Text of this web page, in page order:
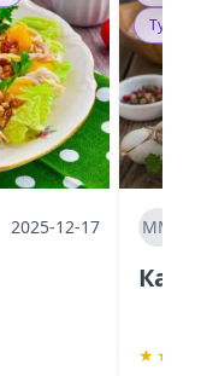
2025-12-17 ММ
★ ★